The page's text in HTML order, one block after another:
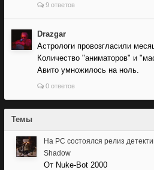
9 ответов
Drazgar
Астрологи провозгласили
Количество "аниматоров" и
Авито умножилось на ноль.
0 ответов
Темы
На PC состоялся релиз
Shadow
От Nuke-Bot 2000